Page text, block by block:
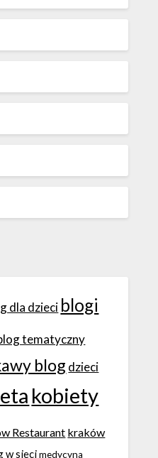
dla dzieci blogi
tematyczny
blog dzieci
kobiety
Restaurant kraków
w sieci medycyna